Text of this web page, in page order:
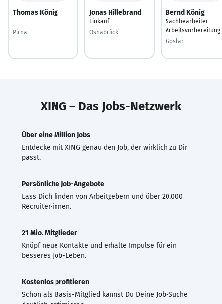
Thomas König
---
Pirna
Jonas Hillebrand
Einkauf
Osnabrück
Bernd König
Sachbearbeiter
Arbeitsvorbereitung
Goslar
XING – Das Jobs-Netzwerk
Über eine Million Jobs
Entdecke mit XING genau den Job, der wirklich zu Dir
passt.
Persönliche Job-Angebote
Lass Dich finden von Arbeitgebern und über 20.000
Recruiter·innen.
21 Mio. Mitglieder
Knüpf neue Kontakte und erhalte Impulse für ein
besseres Job-Leben.
Kostenlos profitieren
Schon als Basis-Mitglied kannst Du Deine Job-Suche